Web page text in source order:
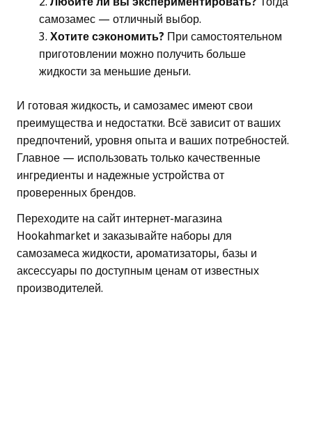
самозамес — отличный выбор.
Хотите сэкономить? При самостоятельном
приготовлении можно получить больше
жидкости за меньшие деньги.
И готовая жидкость, и самозамес имеют свои
преимущества и недостатки. Всё зависит от ваших
предпочтений, уровня опыта и ваших потребностей.
Главное — использовать только качественные
ингредиенты и надежные устройства от
проверенных брендов.
Переходите на сайт интернет-магазина
Hookahmarket и заказывайте наборы для
самозамеса жидкости, ароматизаторы, базы и
аксессуары по доступным ценам от известных
производителей.